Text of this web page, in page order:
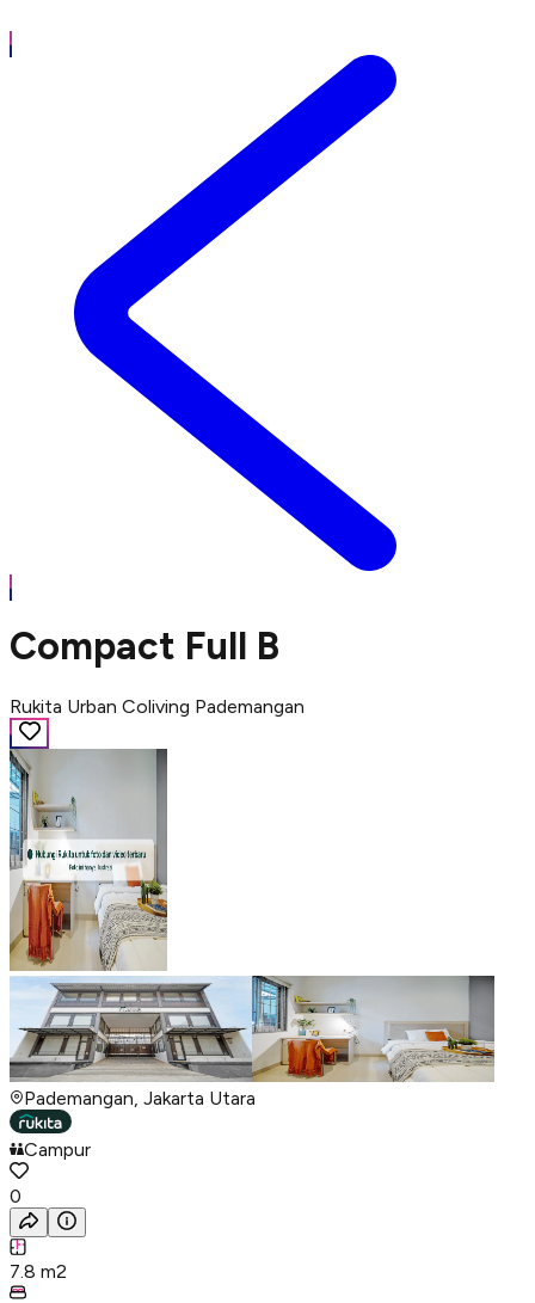
Compact Full B
Rukita Urban Coliving Pademangan
Pademangan, Jakarta Utara
Campur
0
7.8 m2